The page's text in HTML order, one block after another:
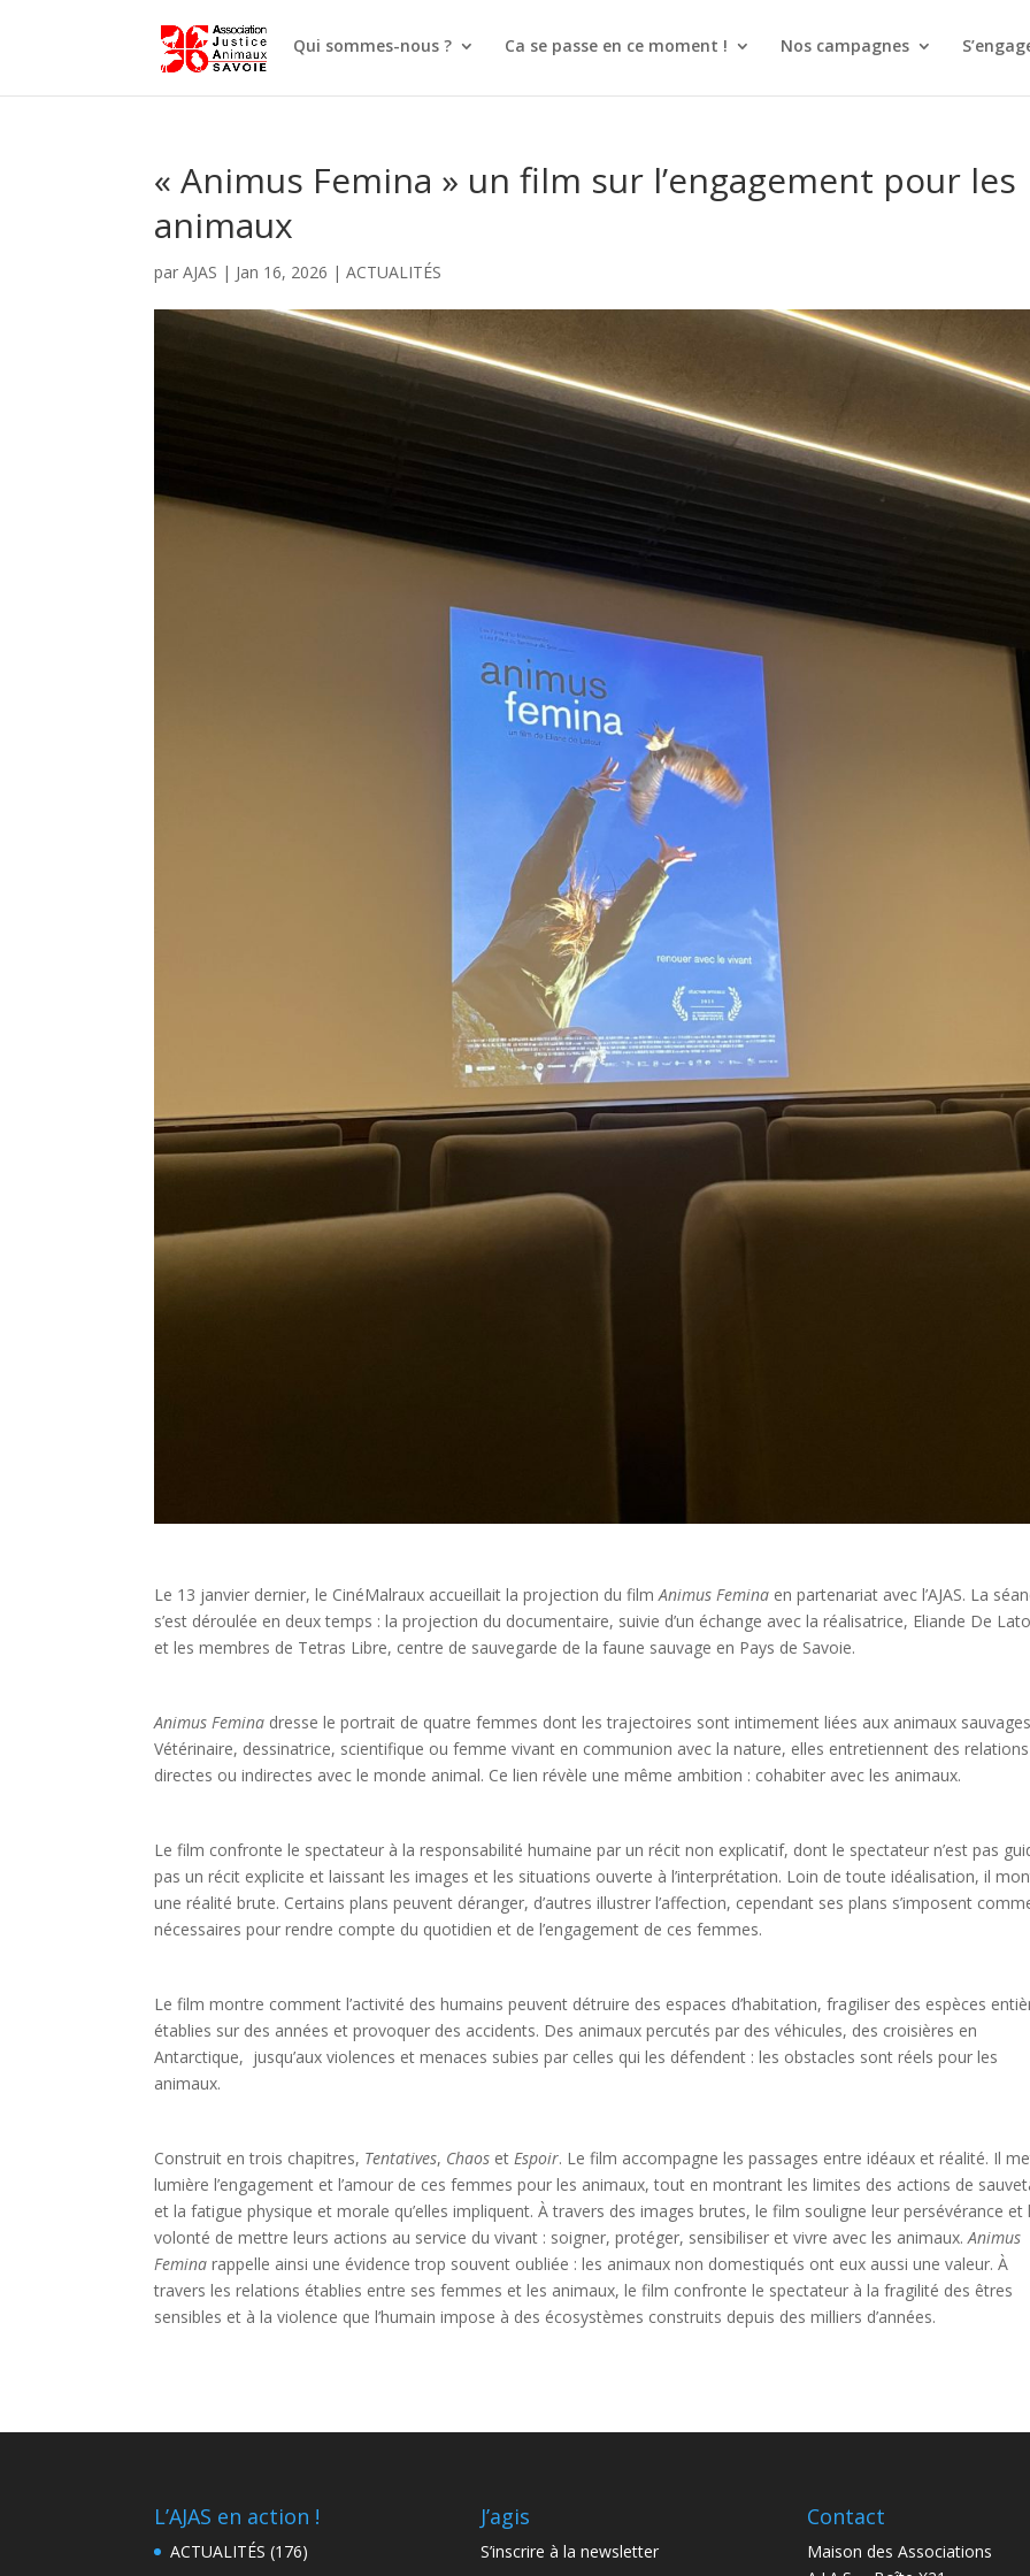
Qui sommes-nous ? Ca se passe en ce moment ! Nos campagnes
« Animus Femina » un film sur l’engagement pour les
animaux
parAJAS | Jan 16, 2026 |ACTUALITÉS
Le 13 janvier dernier, le CinéMalraux accueillait la projection du filmAnimus Femina en partenariat avec l’AJAS. La
s’est déroulée en deux temps : la projection du documentaire, suivie d’un échange avec la réalisatrice, Eliande De
et les membres de Tetras Libre, centre de sauvegarde de la faune sauvage en Pays de Savoie.
Animus Femina dresse le portrait de quatre femmes dont les trajectoires sont intimement liées aux animaux
Vétérinaire, dessinatrice, scientifique ou femme vivant en communion avec la nature, elles entretiennent des relations
directes ou indirectes avec le monde animal. Ce lien révèle une même ambition : cohabiter avec les animaux.
Le film confronte le spectateur à la responsabilité humaine par un récit non explicatif, dont le spectateur n’est pas
pas un récit explicite et laissant les images et les situations ouverte à l’interprétation. Loin de toute idéalisation, il
une réalité brute. Certains plans peuvent déranger, d’autres illustrer l’affection, cependant ses plans s’imposent
nécessaires pour rendre compte du quotidien et de l’engagement de ces femmes.
Le film montre comment l’activité des humains peuvent détruire des espaces d’habitation, fragiliser des espèces
établies sur des années et provoquer des accidents. Des animaux percutés par des véhicules, des croisières en
Antarctique, jusqu’aux violences et menaces subies par celles qui les défendent : les obstacles sont réels pour les
animaux.
Construit en trois chapitres, Tentatives, Chaos et Espoir. Le film accompagne les passages entre idéaux et réalité. Il
lumière l’engagement et l’amour de ces femmes pour les animaux, tout en montrant les limites des actions de
et la fatigue physique et morale qu’elles impliquent. À travers des images brutes, le film souligne leur persévérance et
volonté de mettre leurs actions au service du vivant : soigner, protéger, sensibiliser et vivre avec les animaux.Animus
Femina rappelle ainsi une évidence trop souvent oubliée : les animaux non domestiqués ont eux aussi une valeur. À
travers les relations établies entre ses femmes et les animaux, le film confronte le spectateur à la fragilité des êtres
sensibles et à la violence que l’humain impose à des écosystèmes construits depuis des milliers d’années.
L’AJAS en action !
ACTUALITÉS (176)
J’agis
S’inscrire à la newsletter
Contact
Maison des Associations